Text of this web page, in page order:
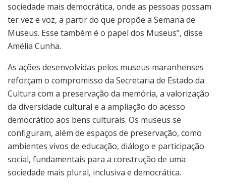
sociedade mais democrática, onde as pessoas possam
ter vez e voz, a partir do que propõe a Semana de
Museus. Esse também é o papel dos Museus”, disse
Amélia Cunha.
As ações desenvolvidas pelos museus maranhenses
reforçam o compromisso da Secretaria de Estado da
Cultura com a preservação da memória, a valorização
da diversidade cultural e a ampliação do acesso
democrático aos bens culturais. Os museus se
configuram, além de espaços de preservação, como
ambientes vivos de educação, diálogo e participação
social, fundamentais para a construção de uma
sociedade mais plural, inclusiva e democrática.